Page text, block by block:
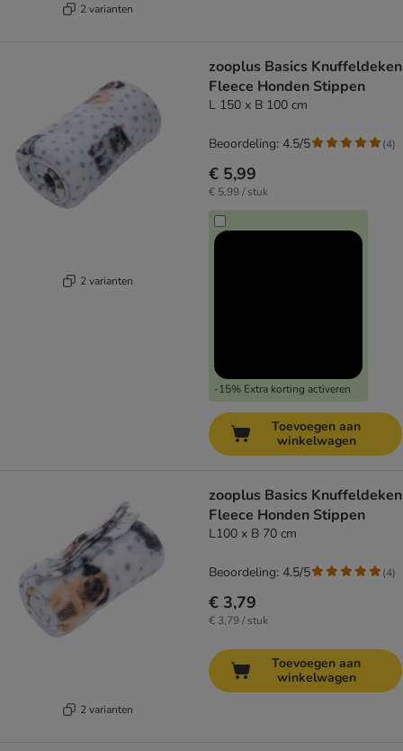
2 varianten
2 varianten
zooplus Basics Knuffeldeken
Fleece Honden Stippen
L 150 x B 100 cm
€ 5,99
€ 5,99 / stuk
-15% Extra korting activeren
Beoordeling: 4.5/5 (4)
Toevoegen aan
winkelwagen
2 varianten
zooplus Basics Knuffeldeken
Fleece Honden Stippen
L100 x B 70 cm
€ 3,79
€ 3,79 / stuk
Beoordeling: 4.5/5 (4)
Toevoegen aan
winkelwagen